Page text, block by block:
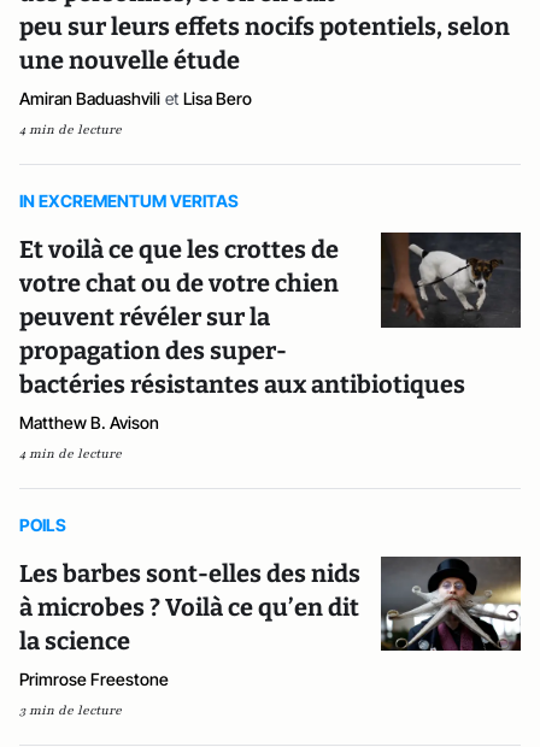
peu sur leurs effets nocifs potentiels, selon
une nouvelle étude
Amiran Baduashvili et Lisa Bero
4 min de lecture
IN EXCREMENTUM VERITAS
Et voilà ce que les crottes de
votre chat ou de votre chien
peuvent révéler sur la
propagation des super-
bactéries résistantes aux antibiotiques
Matthew B. Avison
4 min de lecture
POILS
Les barbes sont-elles des nids
à microbes ? Voilà ce qu’en dit
la science
Primrose Freestone
3 min de lecture